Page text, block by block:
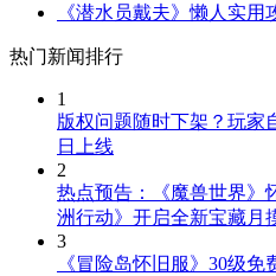
《潜水员戴夫》懒人实用
热门新闻排行
1
版权问题随时下架？玩家
日上线
2
热点预告：《魔兽世界》
洲行动》开启全新宝藏月
3
《冒险岛怀旧服》30级